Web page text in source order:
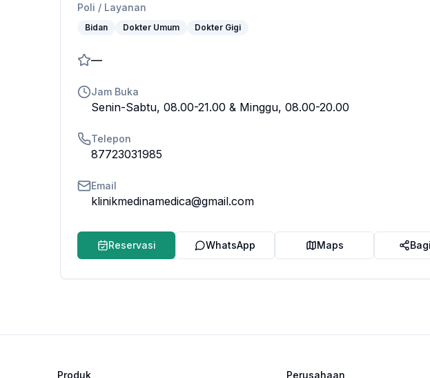
Poli / Layanan
Bidan Dokter Umum Dokter Gigi
—
Jam Buka
Senin-Sabtu, 08.00-21.00 & Minggu, 08.00-20.00
Telepon
87723031985
Email
klinikmedinamedica@gmail.com
Reservasi WhatsApp Maps
Produk Perusahaan